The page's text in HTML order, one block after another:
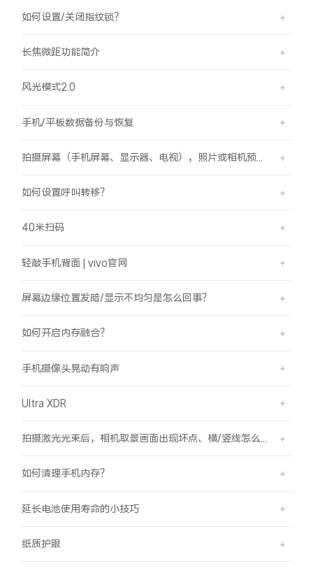
如何设置/关闭指纹锁？
长焦微距功能简介
风光模式2.0
手机/平板数据备份与恢复
如何设置呼叫转移？
40米扫码
轻敲手机背面 | vivo官网
屏幕边缘位置发暗/显示不均匀是怎么回事？
如何开启内存融合？
手机摄像头晃动有响声
Ultra XDR
如何清理手机内存？
延长电池使用寿命的小技巧
纸质护眼